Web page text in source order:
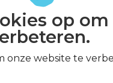
ABONNEERop om
onze website te